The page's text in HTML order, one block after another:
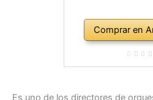
Comprar en